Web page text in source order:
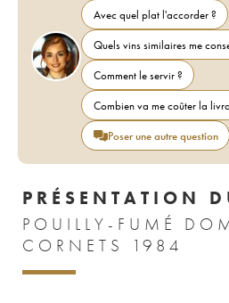
Avec quel plat l'accorder ?
Quels vins similaires me
Comment le servir ?
Combien va me coûter la
Poser une autre question
PRÉSENTATION
POUILLY-FUMÉ
CORNETS 1984